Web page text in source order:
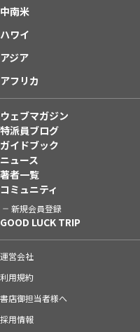
中南米
ハワイ
アジア
アフリカ
ウェブマガジン
特派員ブログ
ガイドブック
ニュース
著者一覧
コミュニティ
新規会員登録
GOOD LUCK TRIP
運営会社
利用規約
書店御担当者様へ
採用情報